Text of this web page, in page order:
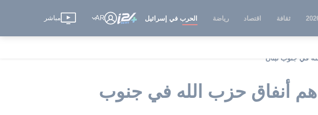
ثقافة اقتصاد رياضة الحرب في إسرائيل AR مباشر
في جنوب لبنان
أنفاق حزب الله في جنوب